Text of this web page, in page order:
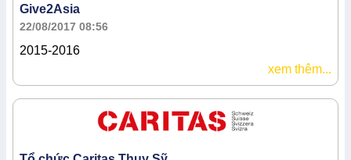
Give2Asia
22/08/2017 08:56
2015-2016
xem thêm...